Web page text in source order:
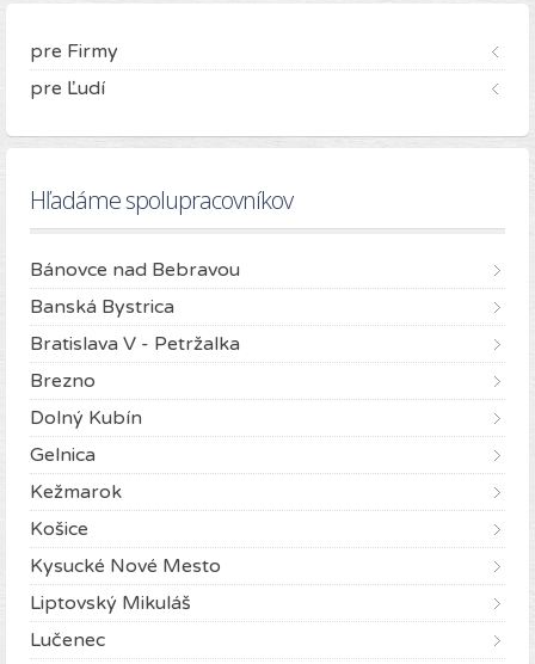
pre Firmy
pre Ľudí
Hľadáme spolupracovníkov
Bánovce nad Bebravou
Banská Bystrica
Bratislava V - Petržalka
Brezno
Dolný Kubín
Gelnica
Kežmarok
Košice
Kysucké Nové Mesto
Liptovský Mikuláš
Lučenec